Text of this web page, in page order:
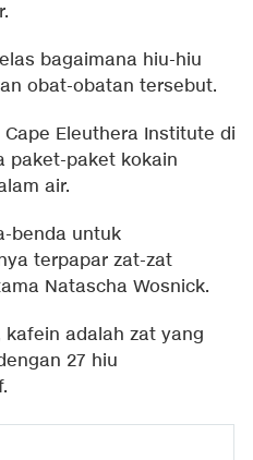
bagaimana hiu-hiu
obat-obatan tersebut.
Eleuthera Institute di
paket-paket kokain
air.
benda untuk
terpapar zat-zat
Natascha Wosnick.
adalah zat yang
27 hiu